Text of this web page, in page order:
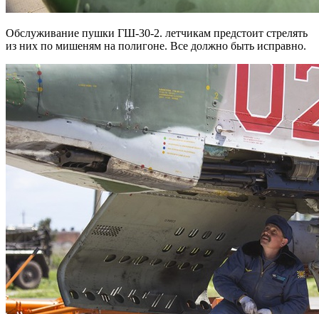
Обслуживание пушки ГШ-30-2. летчикам предстоит стрелять
из них по мишеням на полигоне. Все должно быть исправно.